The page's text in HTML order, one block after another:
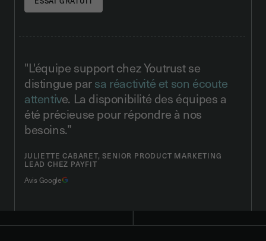
"L'équipe support chez Youtrust se
distingue parsa réactivité et son écoute
attentive. La disponibilité des équipes a
été précieuse pour répondre à nos
besoins.”
JULIETTE CABARET, SENIOR PRODUCT MARKETING
LEAD CHEZ PAYFIT
Avis Google